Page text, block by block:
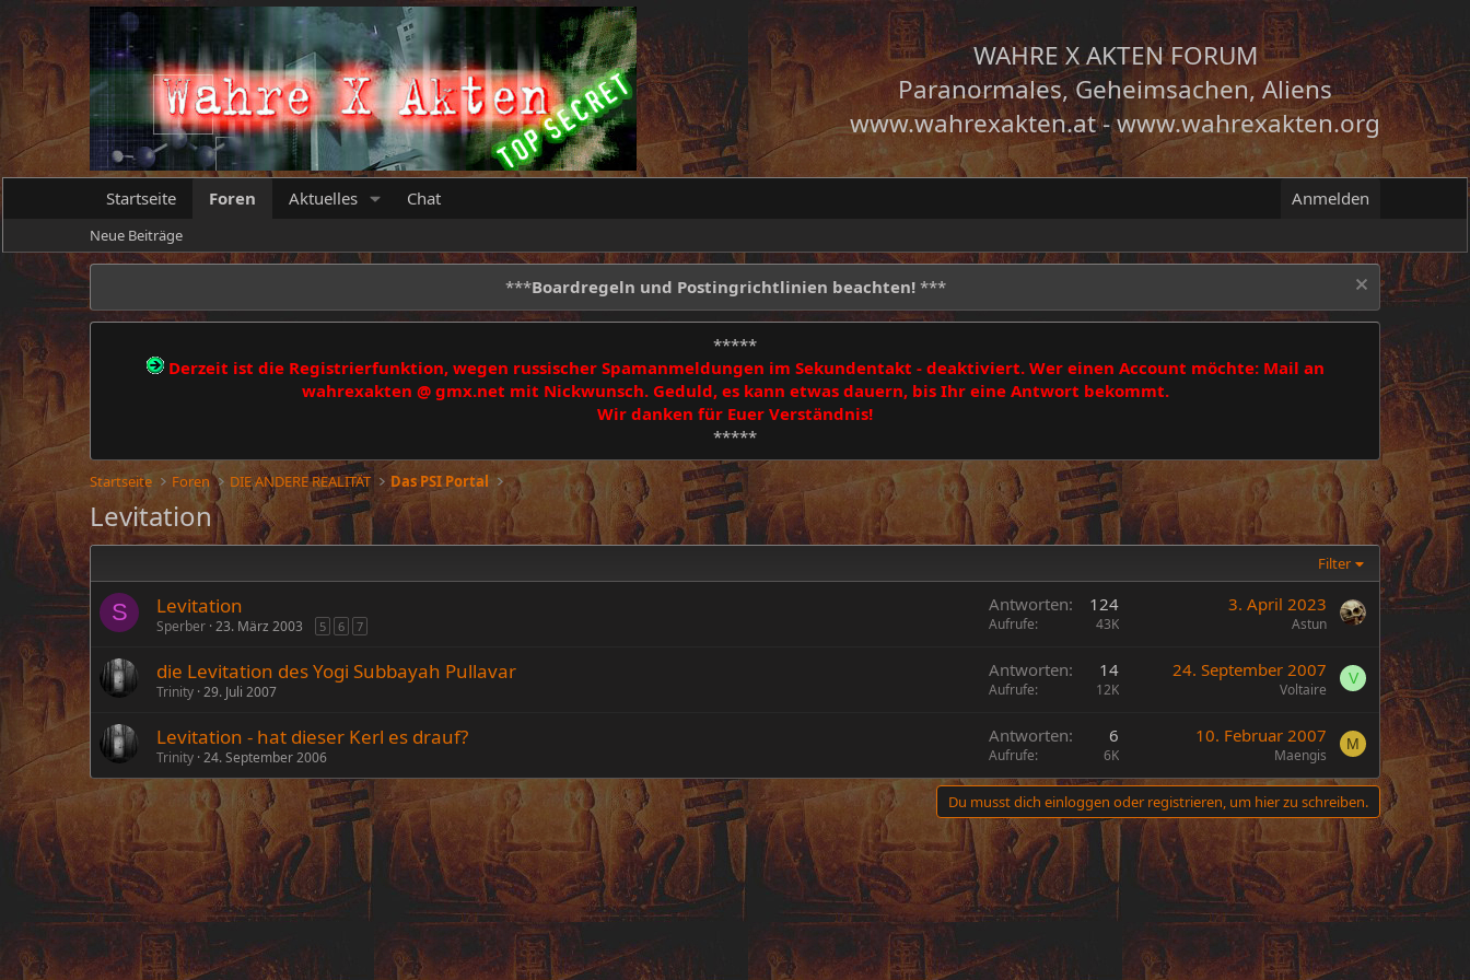
WAHRE X AKTEN FORUM
Paranormales, Geheimsachen, Aliens
www.wahrexakten.at-www.wahrexakten.org
Startseite Foren Aktuelles Chat Anmelden
Neue Beiträge
***Boardregeln und Postingrichtlinien beachten! ***
*****
Derzeit ist die Registrierfunktion, wegen russischer Spamanmeldungen im Sekundentakt - deaktiviert. Wer einen Account möchte: Mail an
wahrexakten @ gmx.net mit Nickwunsch. Geduld, es kann etwas dauern, bis Ihr eine Antwort bekommt.
Wir danken für Euer Verständnis!
*****
Startseite Foren DIE ANDERE REALITÄT Das PSI Portal
Levitation
Filter
S Levitation
Sperber 23. März 2003 5 6 7
Antworten 124
Aufrufe 43K
3. April 2023
Astun
die Levitation des Yogi Subbayah Pullavar
Trinity 29. Juli 2007
Antworten 14
Aufrufe 12K
24. September 2007
Voltaire
V
Levitation - hat dieser Kerl es drauf?
Trinity 24. September 2006
Antworten 6
Aufrufe 6K
10. Februar 2007
Maengis
M
Du musst dich einloggen oder registrieren, um hier zu schreiben.